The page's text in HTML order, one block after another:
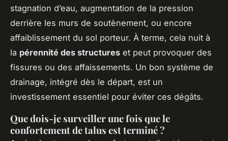
stagnation d’eau, augmentation de la pression
derrière les murs de soutènement, ou encore
affaiblissement du sol porteur. À terme, cela nuit à
la pérennité des structures et peut provoquer des
fissures ou des affaissements. Un bon système de
drainage, intégré dès le départ, est un
investissement essentiel pour éviter ces dégâts.
Que dois-je surveiller une fois que le
confortement de talus est terminé ?